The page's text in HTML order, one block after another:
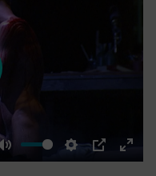
Mute Settings
PIP
Enter